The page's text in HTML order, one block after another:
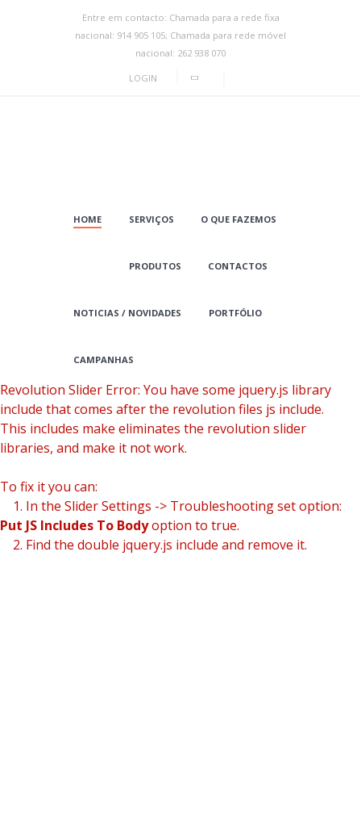
Entre em contacto: Chamada para a rede fixa
nacional: 914 905 105; Chamada para rede móvel
nacional: 262 938 070
LOGIN
HOME SERVIÇOS O QUE FAZEMOS
PRODUTOS CONTACTOS
NOTICIAS / NOVIDADES PORTFÓLIO
CAMPANHAS
Revolution Slider Error: You have some jquery.js library
include that comes after the revolution files js include.
This includes make eliminates the revolution slider
libraries, and make it not work.
To fix it you can:
1. In the Slider Settings -> Troubleshooting set option:
Put JS Includes To Bodyoption to true.
2. Find the double jquery.js include and remove it.